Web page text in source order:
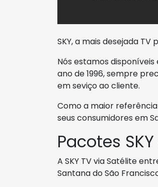
SKY, a mais desejada TV
Nós estamos
ano de 1996, sempre
em seviço ao cliente.
Como a maior
seus consumidores em
Pacotes
A SKY TV via Satélite
Santana do São